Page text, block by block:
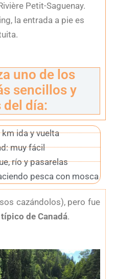
Petit-Saguenay.
la entrada a pie es
uno de los
sencillos y
del día:
ida y vuelta
muy fácil
río y pasarelas
pesca con mosca
cazándolos), pero fue
típico de Canadá.